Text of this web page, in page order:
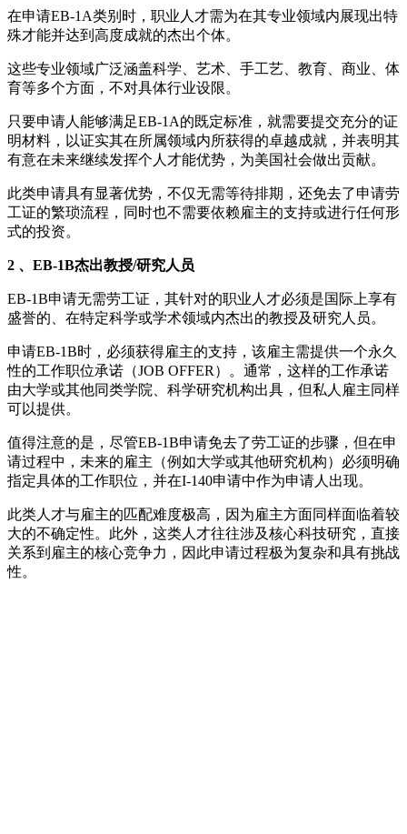
在申请EB-1A类别时，职业人才需为在其专业领域内展现出特
殊才能并达到高度成就的杰出个体。
这些专业领域广泛涵盖科学、艺术、手工艺、教育、商业、体
育等多个方面，不对具体行业设限。
只要申请人能够满足EB-1A的既定标准，就需要提交充分的证
明材料，以证实其在所属领域内所获得的卓越成就，并表明其
有意在未来继续发挥个人才能优势，为美国社会做出贡献。
此类申请具有显著优势，不仅无需等待排期，还免去了申请劳
工证的繁琐流程，同时也不需要依赖雇主的支持或进行任何形
式的投资。
2 、EB-1B杰出教授/研究人员
EB-1B申请无需劳工证，其针对的职业人才必须是国际上享有
盛誉的、在特定科学或学术领域内杰出的教授及研究人员。
申请EB-1B时，必须获得雇主的支持，该雇主需提供一个永久
性的工作职位承诺（JOB OFFER）。通常，这样的工作承诺
由大学或其他同类学院、科学研究机构出具，但私人雇主同样
可以提供。
值得注意的是，尽管EB-1B申请免去了劳工证的步骤，但在申
请过程中，未来的雇主（例如大学或其他研究机构）必须明确
指定具体的工作职位，并在I-140申请中作为申请人出现。
此类人才与雇主的匹配难度极高，因为雇主方面同样面临着较
大的不确定性。此外，这类人才往往涉及核心科技研究，直接
关系到雇主的核心竞争力，因此申请过程极为复杂和具有挑战
性。